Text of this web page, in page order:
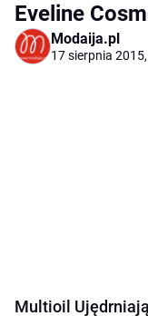
Eveline
Modaija.pl
17 sierpnia
Multioil